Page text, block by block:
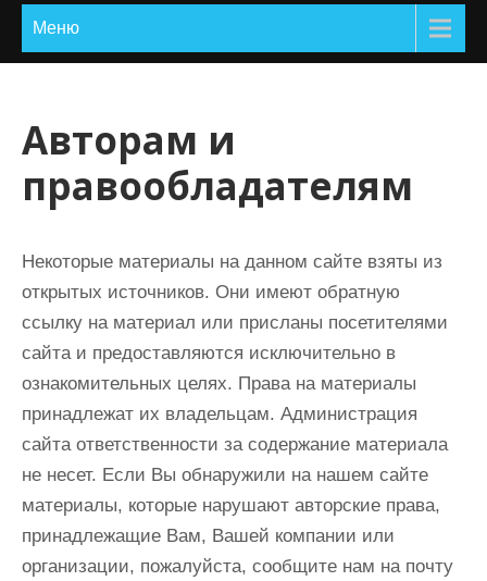
Меню
Авторам и
правообладателям
Некоторые материалы на данном сайте взяты из
открытых источников. Они имеют обратную
ссылку на материал или присланы посетителями
сайта и предоставляются исключительно в
ознакомительных целях. Права на материалы
принадлежат их владельцам. Администрация
сайта ответственности за содержание материала
не несет. Если Вы обнаружили на нашем сайте
материалы, которые нарушают авторские права,
принадлежащие Вам, Вашей компании или
организации, пожалуйста, сообщите нам на почту